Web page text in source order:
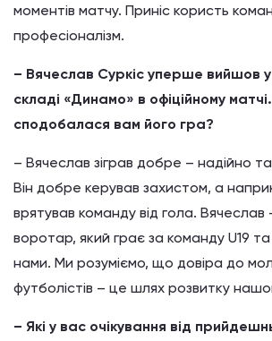
моментів матчу. Приніс користь
професіоналізм.
– Вячеслав Суркіс уперше вийшов
складі «Динамо» в офіційному
сподобалася вам його гра?
– Вячеслав зіграв добре – надійно
Він добре керував захистом, а
врятував команду від гола.
воротар, який грає за команду U19
нами. Ми розуміємо, що довіра до
футболістів – це шлях розвитку
– Які у вас очікування від